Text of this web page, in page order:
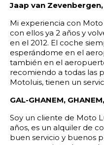
Jaap van
Mi experiencia con
con ellos ya 2 años y
en el 2012. El coche
esperándome en el
también en el
recomiendo a todas las
Motoluis, tienen un
GAL-GHANEM,
Soy un cliente de Moto
años, es un alquiler de
buen servicio y buenos